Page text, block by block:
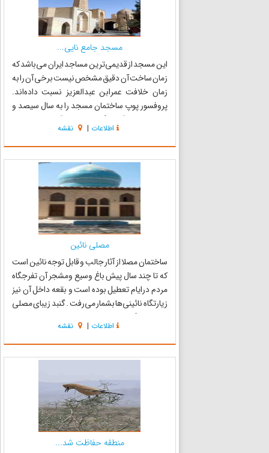
مسجد جامع نایی...
این مسجد از قدیمی­‌ترین مساجد ایران می‌باشد که
زمان ساخت آن دقیق مشخص نیست برخی آن را به
زمان خلافت عمرابن عبدالعزیز نسبت داده‌اند.
پروفسور پوپ ساختمان مسجد را به سال سیصد و
پنجاه هـ.­ق و آندره گدار فرانسوی آن را به حکومت
دیلمیان منسوب می‌کنند. این مسجد در محله قدیم
شهر نائین واقع...
اطلاعات | نقشه
مصلی نائین
ساختمان مصلا از آثار جالب و قابل توجه نائین است
که تا چند سال پیش باغ وسیع ومشجر آن تفرجگاه
مردم درایام تعطیل بوده است و بقعه داخل آن نیز
زیارتگاه نائینی‌ها بشمار می‌رفت . گنبد زیبای مصلی
روبه روی گنبد امامزاده سلطان سید علی واقع شده و
خیابانی این دو محل بهم ارتباط میدهد . عمارت
مصلی...
اطلاعات | نقشه
منطقه حفاظت شد...